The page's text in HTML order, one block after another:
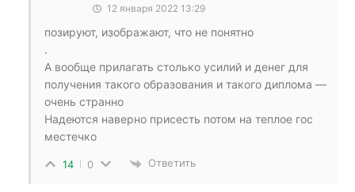
12 января 2022 13:29
позируют, изображают, что не понятно
.
А вообще прилагать столько усилий и денег для
получения такого образования и такого диплома —
очень странно
Надеются наверно присесть потом на теплое гос
местечко
14 0 Ответить